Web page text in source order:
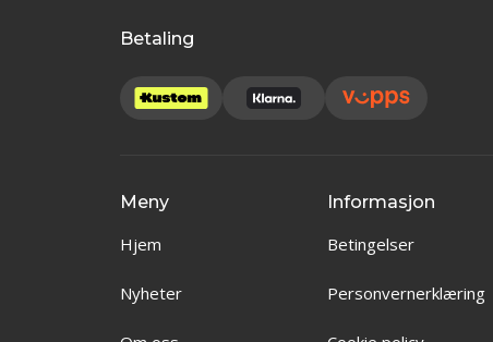
Betaling
Meny
Hjem
Nyheter
Informasjon
Betingelser
Personvernerklæring